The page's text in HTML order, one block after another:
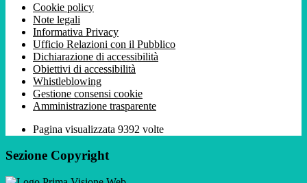
Cookie policy
Note legali
Informativa Privacy
Ufficio Relazioni con il Pubblico
Dichiarazione di accessibilità
Obiettivi di accessibilità
Whistleblowing
Gestione consensi cookie
Amministrazione trasparente
Pagina visualizzata 9392 volte
Sezione Copyright